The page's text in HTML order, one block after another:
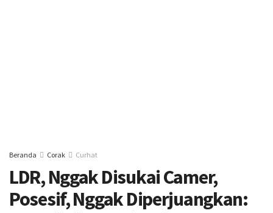
Beranda Corak Curhat
LDR, Nggak Disukai Camer,
Posesif, Nggak Diperjuangkan: